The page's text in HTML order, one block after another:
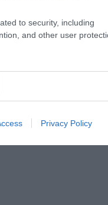
to security, including
and other user
Privacy Policy
államtitkárostul szeretne…